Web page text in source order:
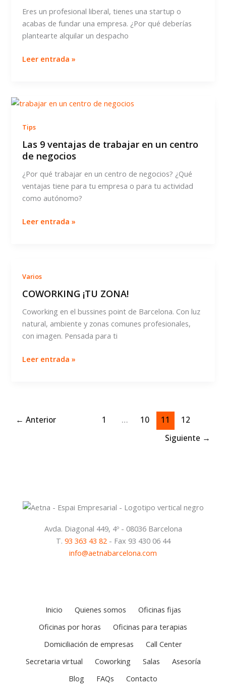
evitar
Eres un profesional liberal, tienes una startup o
acabas de fundar una empresa. ¿Por qué deberías
plantearte alquilar un despacho
Por
despacho
un
centro
de
Leer entrada »
Tips
Las 9 ventajas de trabajar en un centro
de negocios
¿Por qué trabajar en un centro de negocios? ¿Qué
ventajas tiene para tu empresa o para tu actividad
como autónomo?
Las
en
un
de
negocios
Leer entrada »
Varios
COWORKING ¡TU ZONA!
Coworking en el bussines point de Barcelona. Con luz
natural, ambiente y zonas comunes profesionales,
con imagen. Pensada para ti
COWORKING
Leer entrada »
← Anterior 1 … 10 11
12
Siguiente →
Avda. Diagonal 449, 4º - 08036 Barcelona
T. 93 363 43 82 - Fax 93 430 06 44
info@aetnabarcelona.com
Inicio Quienes somos
Oficinas fijas
Oficinas por horas
Oficinas para terapias
Domiciliación de empresas
Call Center
Secretaria virtual
Coworking Salas
Asesoría
Blog
FAQs Contacto